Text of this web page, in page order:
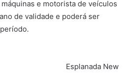
e motorista de veículos
de validade e poderá ser
Esplanada New